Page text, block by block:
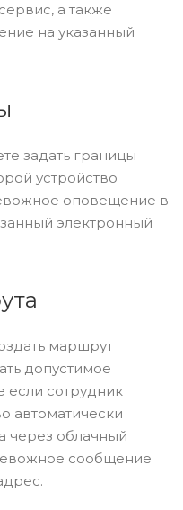
а также
на указанный
задать границы
устройство
оповещение в
электронный
маршрут
допустимое
если сотрудник
автоматически
через облачный
сообщение